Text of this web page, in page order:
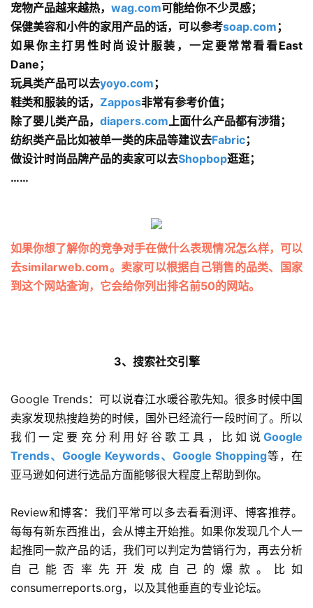
宠物产品越来越热， wag.com可能给你不少灵感；
保健美容和小件的家用产品的话，可以参考soap.com；
如果你主打男性时尚设计服装，一定要常常看看East
Dane；
玩具类产品可以去yoyo.com；
鞋类和服装的话， Zappos非常有参考价值；
除了婴儿类产品， diapers.com上面什么产品都有涉猎；
纺织类产品比如被单一类的床品等建议去Fabric；
做设计时尚品牌产品的卖家可以去Shopbop逛逛；
……
如果你想了解你的竞争对手在做什么表现情况怎么样，可以
去similarweb.com。卖家可以根据自己销售的品类、国家
到这个网站查询，它会给你列出排名前50的网站。
3、搜索社交引擎
Google Trends：可以说春江水暖谷歌先知。很多时候中国
卖家发现热搜趋势的时候，国外已经流行一段时间了。所以
我们一定要充分利用好谷歌工具，比如说 Google
Trends、Google Keywords、Google Shopping等，在
亚马逊如何进行选品方面能够很大程度上帮助到你。
Review和博客：我们平常可以多去看看测评、博客推荐。
每每有新东西推出，会从博主开始推。如果你发现几个人一
起推同一款产品的话，我们可以判定为营销行为，再去分析
自己能否率先开发成自己的爆款。比如
consumerreports.org，以及其他垂直的专业论坛。